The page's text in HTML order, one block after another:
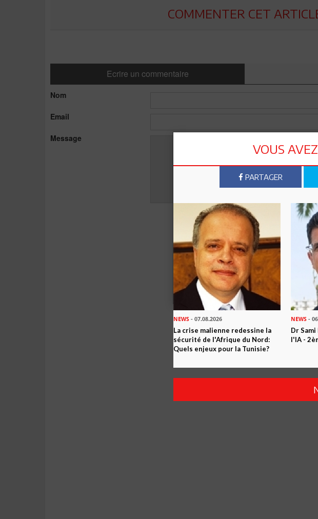
COMMENTER CET
Ecrire un commentaire
Nom
Email
Message
VOUS
PARTAGER
NEWS - 07.08.2026
La crise malienne redessine la
sécurité de l'Afrique du Nord:
Quels enjeux pour la Tunisie?
NEWS -
Dr
l'IA -